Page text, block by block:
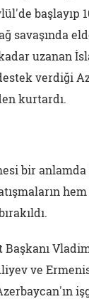
başlayıp
savaşında
uzanan
verdiği
kurtardı.
bir
Başkanı
ve